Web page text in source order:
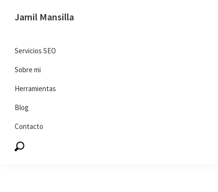
navegación
principal
Jamil Mansilla
marketing
digital
Servicios SEO
Sobre mi
Herramientas
Blog
Contacto